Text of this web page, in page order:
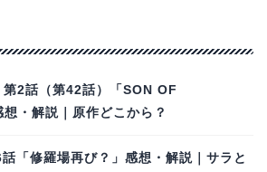
2話（第42話）「SON OF
・解説｜原作どこから？
「修羅場再び？」感想・解説｜サラと